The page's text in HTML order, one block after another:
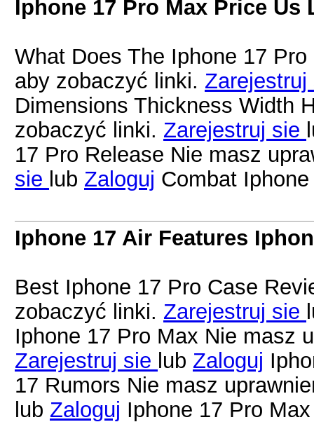
Iphone 17 Pro Max Price Us
What Does The Iphone 17
aby zobaczyć linki.
Dimensions Thickness Width
zobaczyć linki. Zarejestruj sie
17 Pro Release Nie masz
sie lub Zaloguj Combat
Iphone 17 Air Features
Best Iphone 17 Pro Case
zobaczyć linki. Zarejestruj sie
Iphone 17 Pro Max Nie masz
Zarejestruj sie lub Zaloguj
17 Rumors Nie masz
lub Zaloguj Iphone 17 Pro